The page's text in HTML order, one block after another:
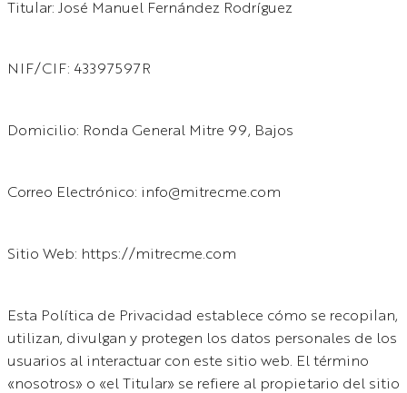
Titular: José Manuel Fernández Rodríguez
NIF/CIF: 43397597R
Domicilio: Ronda General Mitre 99, Bajos
Correo Electrónico: info@mitrecme.com
Sitio Web: https://mitrecme.com
Esta Política de Privacidad establece cómo se recopilan,
utilizan, divulgan y protegen los datos personales de los
usuarios al interactuar con este sitio web. El término
«nosotros» o «el Titular» se refiere al propietario del sitio